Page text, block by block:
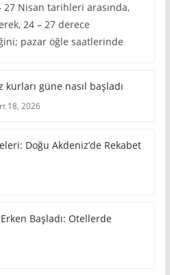
Nisan tarihleri arasında,
24 – 27 derece
pazar öğle saatlerinde
kurları güne nasıl başladı
18, 2026
Doğu Akdeniz’de Rekabet
Başladı: Otellerde